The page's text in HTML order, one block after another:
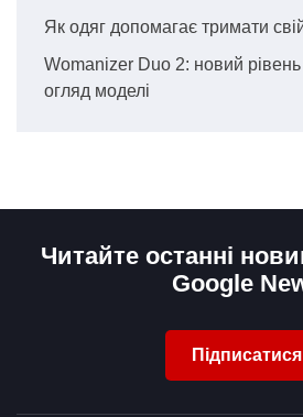
Як одяг допомагає тримати
Womanizer Duo 2: новий
огляд моделі
Читайте останні
Google
Підписатися